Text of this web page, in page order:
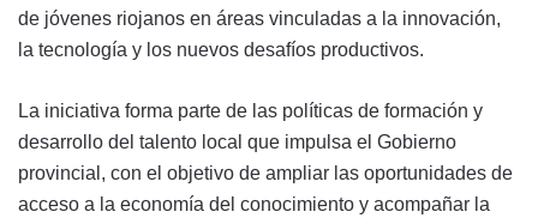
de jóvenes riojanos en áreas vinculadas a la innovación,
la tecnología y los nuevos desafíos productivos.
La iniciativa forma parte de las políticas de formación y
desarrollo del talento local que impulsa el Gobierno
provincial, con el objetivo de ampliar las oportunidades de
acceso a la economía del conocimiento y acompañar la